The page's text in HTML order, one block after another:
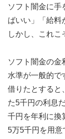
ソフト闇金に手
ばいい」「給料
しかし、これこ
ソフト闇金の金
水準が一般的で
借りたとすると
た5千円の利息
千円を年利に換
5万5千円を用意